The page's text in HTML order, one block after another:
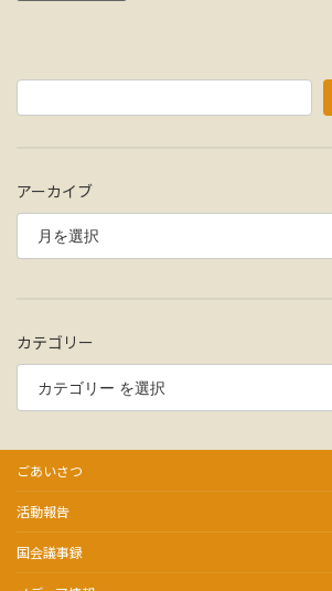
アーカイブ
カテゴリー
ごあいさつ
活動報告
国会議事録